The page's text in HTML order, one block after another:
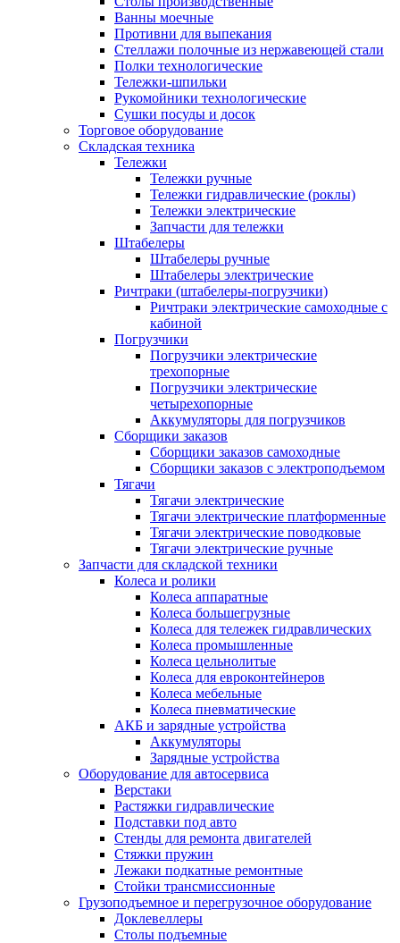
Ванны моечные
Противни для выпекания
Стеллажи полочные из нержавеющей стали
Полки технологические
Тележки-шпильки
Рукомойники технологические
Сушки посуды и досок
Торговое оборудование
Складская техника
Тележки
Тележки ручные
Тележки гидравлические (роклы)
Тележки электрические
Запчасти для тележки
Штабелеры
Штабелеры ручные
Штабелеры электрические
Ричтраки (штабелеры-погрузчики)
Ричтраки электрические самоходные с
кабиной
Погрузчики
Погрузчики электрические
трехопорные
Погрузчики электрические
четырехопорные
Аккумуляторы для погрузчиков
Сборщики заказов
Сборщики заказов самоходные
Сборщики заказов с электроподъемом
Тягачи
Тягачи электрические
Тягачи электрические платформенные
Тягачи электрические поводковые
Тягачи электрические ручные
Запчасти для складской техники
Колеса и ролики
Колеса аппаратные
Колеса большегрузные
Колеса для тележек гидравлических
Колеса промышленные
Колеса цельнолитые
Колеса для евроконтейнеров
Колеса мебельные
Колеса пневматические
АКБ и зарядные устройства
Аккумуляторы
Зарядные устройства
Оборудование для автосервиса
Верстаки
Растяжки гидравлические
Подставки под авто
Стенды для ремонта двигателей
Стяжки пружин
Лежаки подкатные ремонтные
Стойки трансмиссионные
Грузоподъемное и перегрузочное оборудование
Доклевеллеры
Столы подъемные